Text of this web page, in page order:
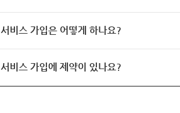
서비스 가입은 어떻게 하나요?
서비스 가입에 제약이 있나요?